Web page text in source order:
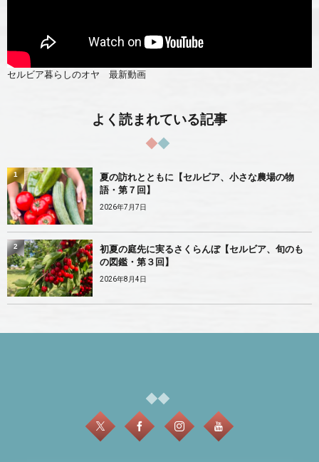
セルビア暮らしのオヤ 最新動画
よく読まれている記事
夏の訪れとともに【セルビア、小さな農場の物
語・第７回】
2026年7月7日
1
初夏の庭先に実るさくらんぼ【セルビア、旬のも
の図鑑・第３回】
2026年8月4日
2